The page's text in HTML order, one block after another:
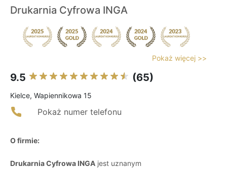
Drukarnia Cyfrowa INGA
Pokaż więcej >>
9.5 (65)
Kielce, Wapiennikowa 15
Pokaż numer telefonu
O firmie:
Drukarnia Cyfrowa INGA jest uznanym